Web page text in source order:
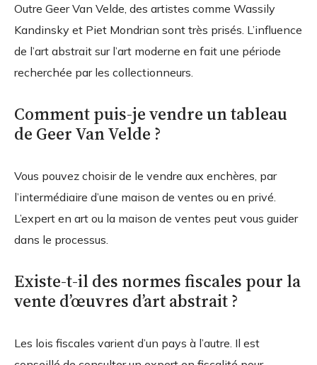
Outre Geer Van Velde, des artistes comme Wassily
Kandinsky et Piet Mondrian sont très prisés. L’influence
de l’art abstrait sur l’art moderne en fait une période
recherchée par les collectionneurs.
Comment puis-je vendre un tableau
de Geer Van Velde ?
Vous pouvez choisir de le vendre aux enchères, par
l’intermédiaire d’une maison de ventes ou en privé.
L’expert en art ou la maison de ventes peut vous guider
dans le processus.
Existe-t-il des normes fiscales pour la
vente d’œuvres d’art abstrait ?
Les lois fiscales varient d’un pays à l’autre. Il est